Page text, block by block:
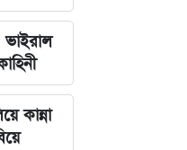
নয়, ৫
কান্না